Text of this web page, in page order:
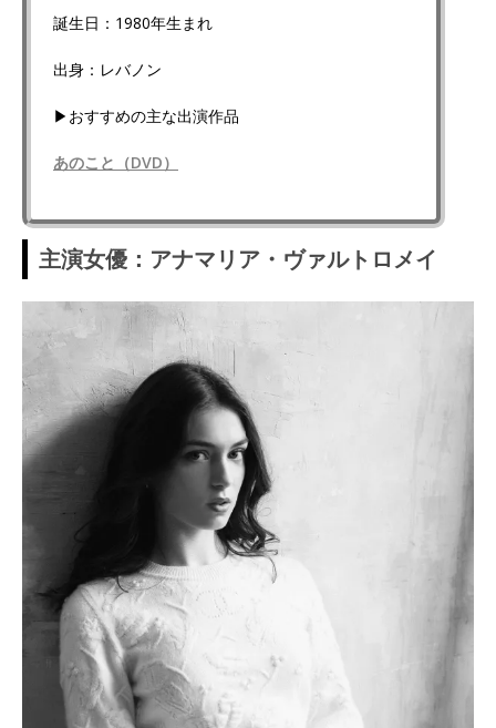
誕生日：1980年生まれ
出身：レバノン
▶おすすめの主な出演作品
あのこと（DVD）
主演女優：アナマリア・ヴァルトロメイ